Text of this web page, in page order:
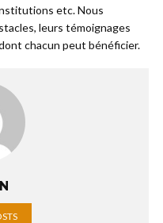
etc. Nous
leurs témoignages
chacun peut bénéficier.